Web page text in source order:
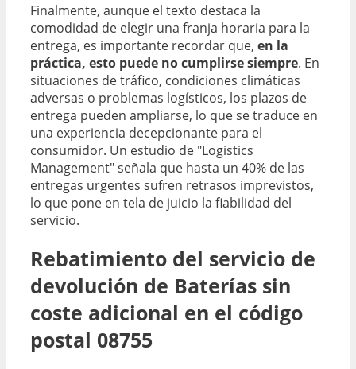
Finalmente, aunque el texto destaca la
comodidad de elegir una franja horaria para la
entrega, es importante recordar que, en la
práctica, esto puede no cumplirse siempre. En
situaciones de tráfico, condiciones climáticas
adversas o problemas logísticos, los plazos de
entrega pueden ampliarse, lo que se traduce en
una experiencia decepcionante para el
consumidor. Un estudio de "Logistics
Management" señala que hasta un 40% de las
entregas urgentes sufren retrasos imprevistos,
lo que pone en tela de juicio la fiabilidad del
servicio.
Rebatimiento del servicio de
devolución de Baterías sin
coste adicional en el código
postal 08755